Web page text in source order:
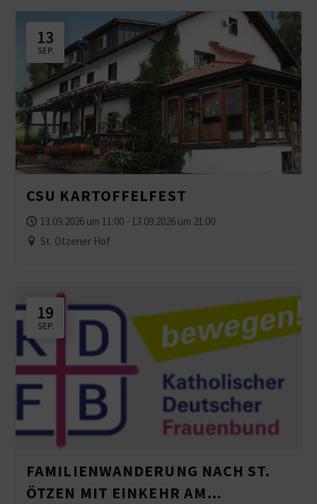
13
SEP.
CSU KARTOF­FELFEST
13.09.2026 um 11:00 - 13.09.2026 um 21:00
St. Ötzener Hof
19
SEP.
FAMILI­EN­WAN­DERUNG NACH ST.
ÖTZEN MIT EINKEHR AM